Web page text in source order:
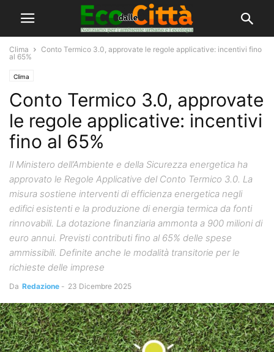
Clima
Conto Termico 3.0, approvate le regole applicative: incentivi fino
al 65%
Clima
Conto Termico 3.0, approvate
le regole applicative: incentivi
fino al 65%
Il Ministero dell’Ambiente e della Sicurezza energetica ha
approvato le Regole Applicative del Conto Termico 3.0. La
misura sostiene interventi di efficienza energetica negli
edifici esistenti e la produzione di energia termica da fonti
rinnovabili. La dotazione finanziaria ammonta a 900 milioni di
euro annui. Previsti contributi fino al 65% delle spese
ammissibili. Definite anche le modalità transitorie per le
richieste delle imprese
Da Redazione - 23 Dicembre 2025